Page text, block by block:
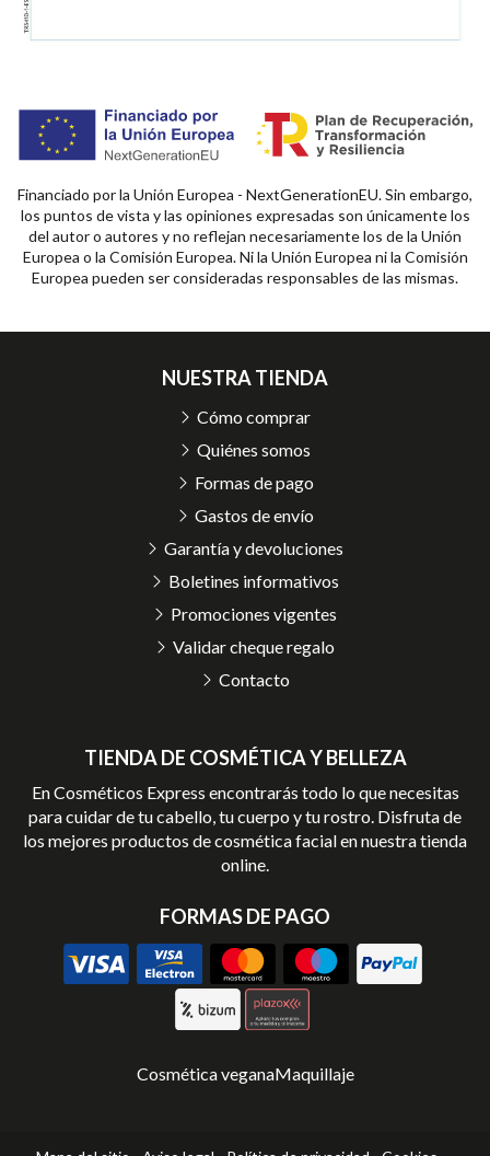
Financiado por la Unión Europea - NextGenerationEU. Sin embargo,
los puntos de vista y las opiniones expresadas son únicamente los
del autor o autores y no reflejan necesariamente los de la Unión
Europea o la Comisión Europea. Ni la Unión Europea ni la Comisión
Europea pueden ser consideradas responsables de las mismas.
TIENDA DE COSMÉTICA Y BELLEZA
En Cosméticos Express encontrarás todo lo que necesitas
para cuidar de tu cabello, tu cuerpo y tu rostro. Disfruta de
los mejores productos de cosmética facial en nuestra tienda
online.
FORMAS DE PAGO
NUESTRA TIENDA
Cómo comprar
Quiénes somos
Formas de pago
Gastos de envío
Garantía y devoluciones
Boletines informativos
Promociones vigentes
Validar cheque regalo
Contacto
Cosmética veganaMaquillaje